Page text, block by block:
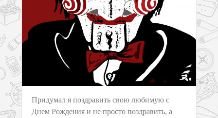
Придумал я поздравить свою любимую с
Днем Рождения и не просто поздравить, а